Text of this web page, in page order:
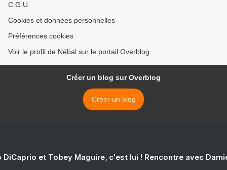
C.G.U.
Cookies et données personnelles
Préférences cookies
Voir le profil de Nébal sur le portail Overblog
Créer un blog sur Overblog
Créer un blog
DiCaprio et Tobey Maguire, c'est lui ! Rencontre avec